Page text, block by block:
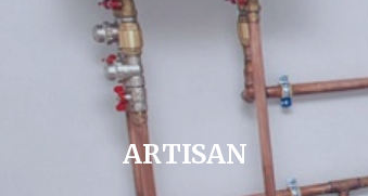
ARTISAN